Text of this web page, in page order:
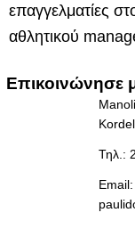
επαγγελματίες
αθλητικού
Επικοινώνησε
Τηλ.:
Email: